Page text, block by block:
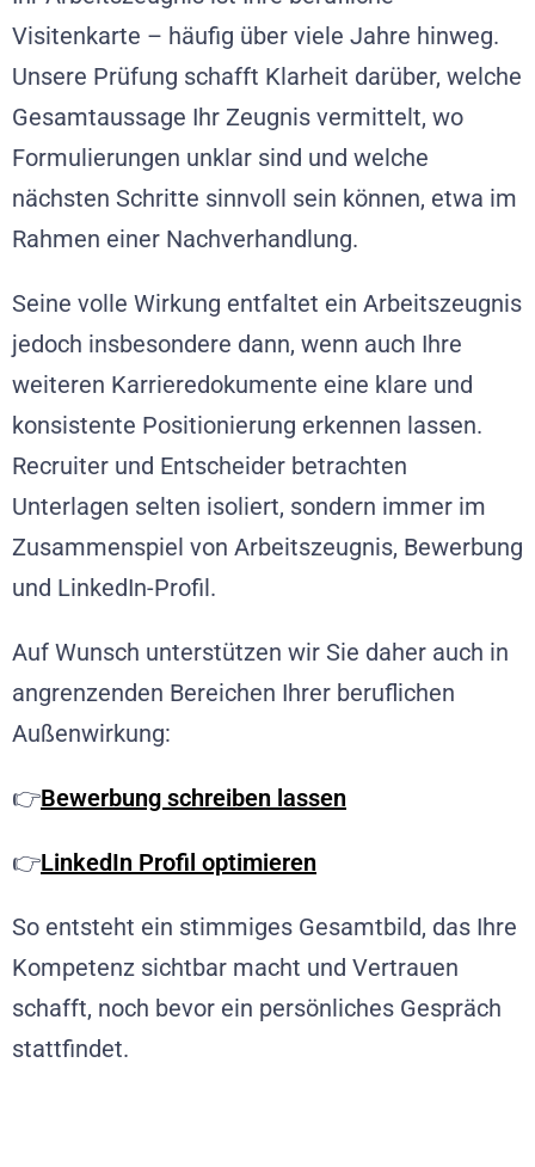
Visitenkarte – häufig über viele Jahre hinweg.
Unsere Prüfung schafft Klarheit darüber, welche
Gesamtaussage Ihr Zeugnis vermittelt, wo
Formulierungen unklar sind und welche
nächsten Schritte sinnvoll sein können, etwa im
Rahmen einer Nachverhandlung.
Seine volle Wirkung entfaltet ein Arbeitszeugnis
jedoch insbesondere dann, wenn auch Ihre
weiteren Karrieredokumente eine klare und
konsistente Positionierung erkennen lassen.
Recruiter und Entscheider betrachten
Unterlagen selten isoliert, sondern immer im
Zusammenspiel von Arbeitszeugnis, Bewerbung
und LinkedIn-Profil.
Auf Wunsch unterstützen wir Sie daher auch in
angrenzenden Bereichen Ihrer beruflichen
Außenwirkung:
👉Bewerbung schreiben lassen
👉LinkedIn Profil optimieren
So entsteht ein stimmiges Gesamtbild, das Ihre
Kompetenz sichtbar macht und Vertrauen
schafft, noch bevor ein persönliches Gespräch
stattfindet.